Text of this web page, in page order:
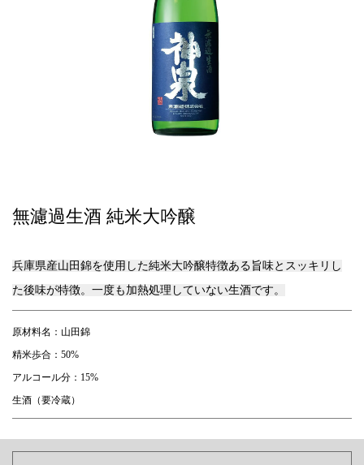
無濾過生酒 純米大吟醸
兵庫県産山田錦を使用した純米大吟醸特徴ある旨味とスッキリし
た後味が特徴。一度も加熱処理していない生酒です。
原材料名：山田錦
精米歩合：50%
アルコール分：15%
生酒（要冷蔵）